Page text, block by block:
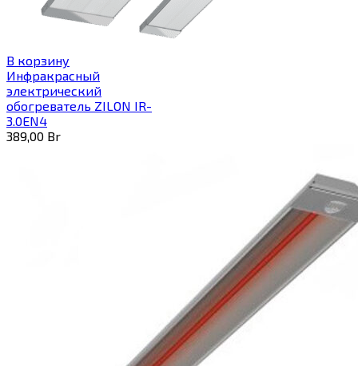
В корзину
Инфракрасный
электрический
обогреватель ZILON IR-
3.0EN4
389,00 Br